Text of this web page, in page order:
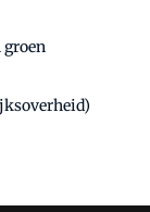
groen